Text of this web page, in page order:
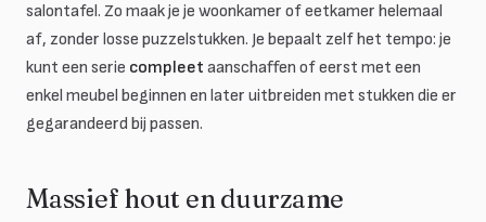
salontafel. Zo maak je je woonkamer of eetkamer helemaal
af, zonder losse puzzelstukken. Je bepaalt zelf het tempo: je
kunt een serie compleet aanschaffen of eerst met een
enkel meubel beginnen en later uitbreiden met stukken die er
gegarandeerd bij passen.
Massief hout en duurzame